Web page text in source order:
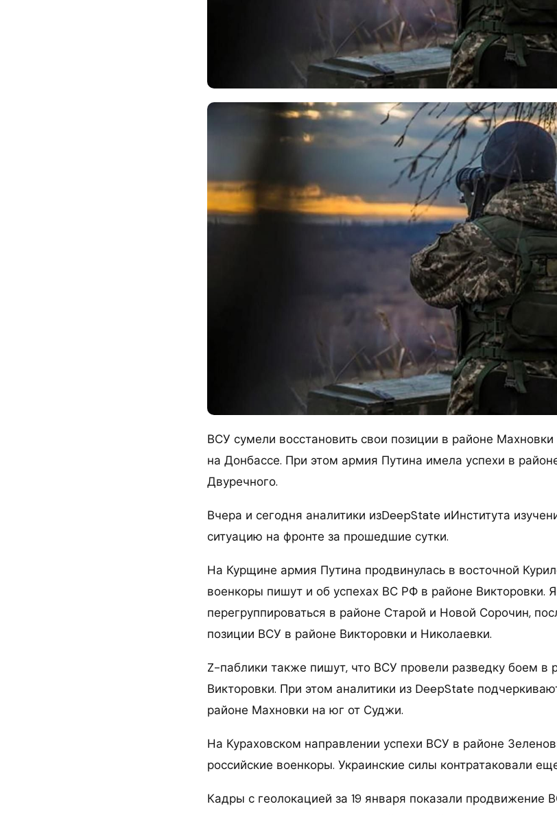
ВСУ сумели восстановить свои позиции в районе
на Донбассе. При этом армия Путина имела успехи в
Двуречного.
Вчера и сегодня аналитики изDeepState иИнститута
ситуацию на фронте за прошедшие сутки.
На Курщине армия Путина продвинулась в восточной
военкоры пишут и об успехах ВС РФ в районе Викторовки.
перегруппироваться в районе Старой и Новой Сорочин,
позиции ВСУ в районе Викторовки и Николаевки.
Z-паблики также пишут, что ВСУ провели разведку боем в
Викторовки. При этом аналитики из DeepState
районе Махновки на юг от Суджи.
На Кураховском направлении успехи ВСУ в районе
российские военкоры. Украинские силы контратаковали
Кадры с геолокацией за 19 января показали продвижение